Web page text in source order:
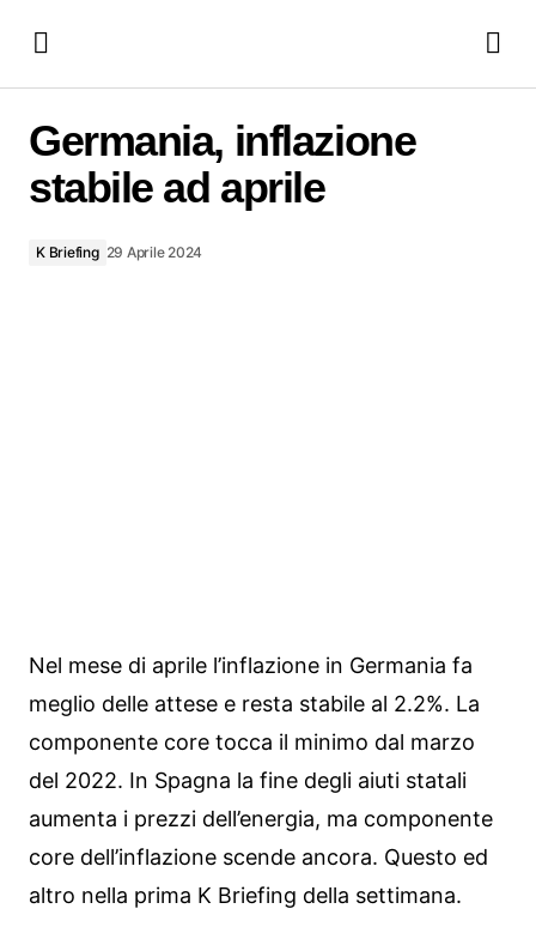
Germania, inflazione
stabile ad aprile
K Briefing 29 Aprile 2024
Nel mese di aprile l’inflazione in Germania fa
meglio delle attese e resta stabile al 2.2%. La
componente core tocca il minimo dal marzo
del 2022. In Spagna la fine degli aiuti statali
aumenta i prezzi dell’energia, ma componente
core dell’inflazione scende ancora. Questo ed
altro nella prima K Briefing della settimana.